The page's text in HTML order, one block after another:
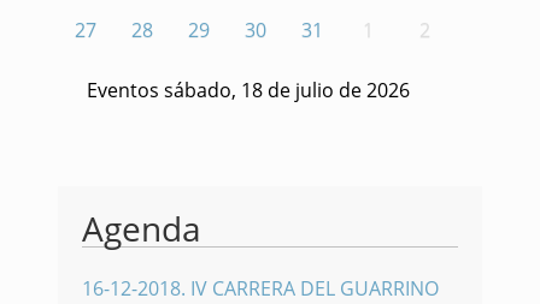
27
28 29 30 31 1 2
Eventos sábado, 18 de julio de 2026
Agenda
16-12-2018. IV CARRERA DEL GUARRINO